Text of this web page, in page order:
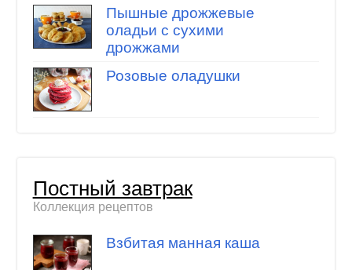
Пышные дрожжевые
оладьи с сухими
дрожжами
Розовые оладушки
Постный завтрак
Коллекция рецептов
Взбитая манная каша